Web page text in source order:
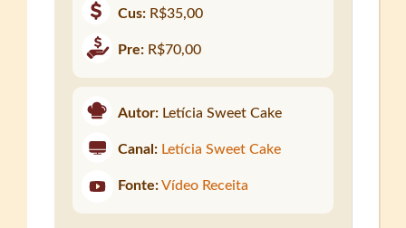
Cus: R$35,00
Pre: R$70,00
Autor: Letícia Sweet Cake
Canal: Letícia Sweet Cake
Fonte: Vídeo Receita